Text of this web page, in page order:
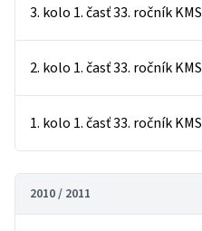
3. kolo 1. časť 33. ročník KMS
2. kolo 1. časť 33. ročník KMS
1. kolo 1. časť 33. ročník KMS
2010 / 2011